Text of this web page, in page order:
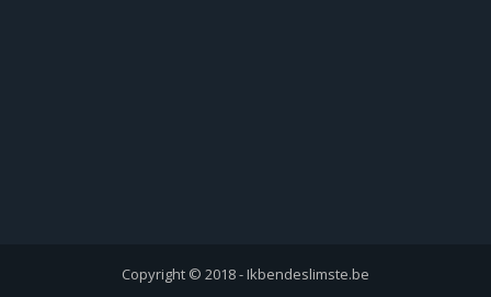
Copyright © 2018 - Ikbendeslimste.be